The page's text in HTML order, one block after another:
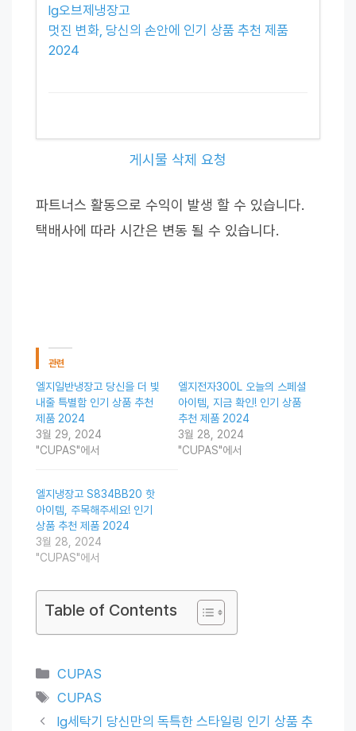
lg오브제냉장고
멋진 변화, 당신의 손안에 인기 상품 추천 제품
2024
게시물 삭제 요청
파트너스 활동으로 수익이 발생 할 수 있습니다.
택배사에 따라 시간은 변동 될 수 있습니다.
관련
엘지일반냉장고 당신을 더 빛
내줄 특별함 인기 상품 추천
제품 2024
3월 29, 2024
"CUPAS"에서
엘지전자300L 오늘의 스페셜
아이템, 지금 확인! 인기 상품
추천 제품 2024
3월 28, 2024
"CUPAS"에서
엘지냉장고 S834BB20 핫
아이템, 주목해주세요! 인기
상품 추천 제품 2024
3월 28, 2024
"CUPAS"에서
Table of Contents
Categories
CUPAS
Tags
CUPAS
lg세탁기 당신만의 독특한 스타일링 인기 상품 추